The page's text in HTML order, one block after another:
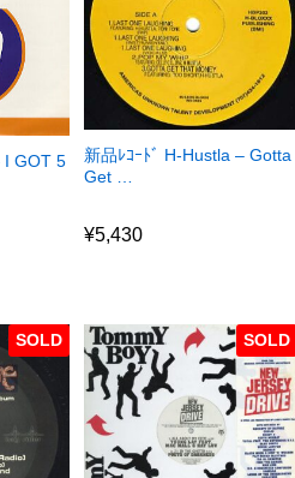
I GOT 5
新品ﾚｺｰﾄﾞ H-Hustla – Gotta
Get …
¥5,430
SOLD SOLD